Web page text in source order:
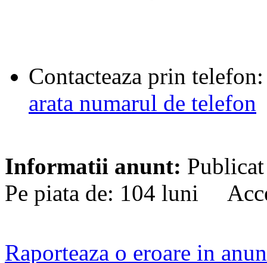
Contacteaza prin telefon:
arata numarul de telefon
Informatii anunt:
Pe piata de: 104 luni
Raporteaza o eroare in